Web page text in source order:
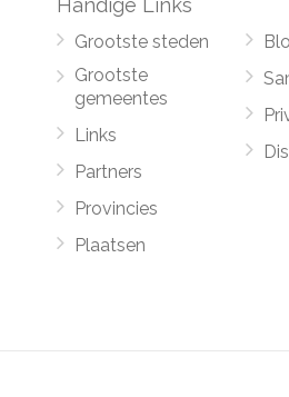
Handige Links
Grootste steden
Grootste
gemeentes
Links
Partners
Provincies
Plaatsen